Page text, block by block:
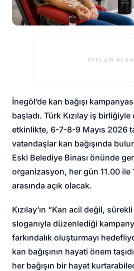
REKLAM
İnegöl’de kan bağışı
başladı. Türk Kızılay iş
etkinlikte, 6-7-8-9 Mayıs 2026
vatandaşlar kan bağışında
Eski Belediye Binası önünde
organizasyon, her gün 11.00 ile
arasında açık olacak.
Kızılay’ın “Kan acil değil,
sloganıyla düzenlediği
farkındalık oluşturmayı
kan bağışının hayati önem
her bağışın bir hayat